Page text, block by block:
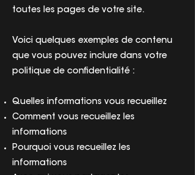
toutes les pages de votre site.
Voici quelques exemples de contenu
que vous pouvez inclure dans votre
politique de confidentialité :
Quelles informations vous recueillez
Comment vous recueillez les
informations
Pourquoi vous recueillez les
informations